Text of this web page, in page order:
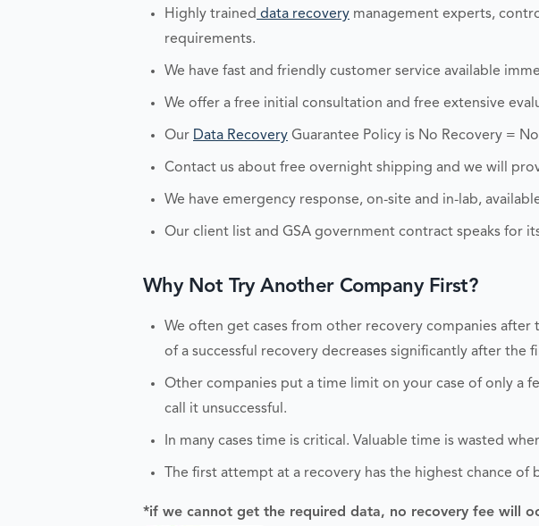
Highly trained data recovery management experts,
requirements.
We have fast and friendly customer service available
We offer a free initial consultation and free extensive
Our Data Recovery Guarantee Policy is No Recovery =
Contact us about free overnight shipping and we will
We have emergency response, on-site and in-lab,
Our client list and GSA government contract speaks for
Why Not Try Another Company First?
We often get cases from other recovery companies after
of a successful recovery decreases significantly after the
Other companies put a time limit on your case of only a
call it unsuccessful.
In many cases time is critical. Valuable time is wasted
The first attempt at a recovery has the highest chance of
*if we cannot get the required data, no recovery fee will